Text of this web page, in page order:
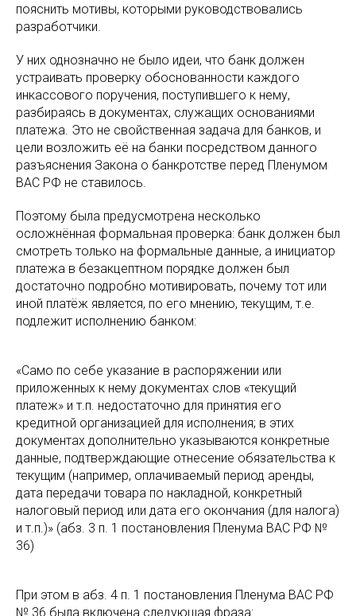
пояснить мотивы, которыми руководствовались
разработчики.
У них однозначно не было идеи, что банк должен
устраивать проверку обоснованности каждого
инкассового поручения, поступившего к нему,
разбираясь в документах, служащих основаниями
платежа. Это не свойственная задача для банков, и
цели возложить её на банки посредством данного
разъяснения Закона о банкротстве перед Пленумом
ВАС РФ не ставилось.
Поэтому была предусмотрена несколько
осложнённая формальная проверка: банк должен был
смотреть только на формальные данные, а инициатор
платежа в безакцептном порядке должен был
достаточно подробно мотивировать, почему тот или
иной платёж является, по его мнению, текущим, т.е.
подлежит исполнению банком:
«Само по себе указание в распоряжении или
приложенных к нему документах слов «текущий
платеж» и т.п. недостаточно для принятия его
кредитной организацией для исполнения; в этих
документах дополнительно указываются конкретные
данные, подтверждающие отнесение обязательства к
текущим (например, оплачиваемый период аренды,
дата передачи товара по накладной, конкретный
налоговый период или дата его окончания (для налога)
и т.п.)» (абз. 3 п. 1 постановления Пленума ВАС РФ №
36)
При этом в абз. 4 п. 1 постановления Пленума ВАС РФ
№ 36 была включена следующая фраза: